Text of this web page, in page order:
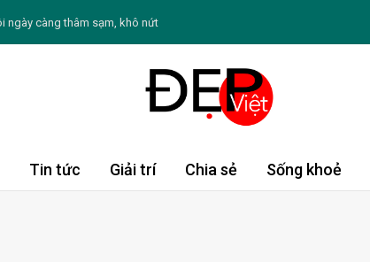
ngày càng thâm sạm, khô nứt
sóc sức khỏe và làn da đúng cách
sức hút đặc biệt trong lòng công chúng
Đạo thứ sáu ngày 7/8/2026: Song Tử sống động
Tin tức Giải trí Chia sẻ Sống khoẻ